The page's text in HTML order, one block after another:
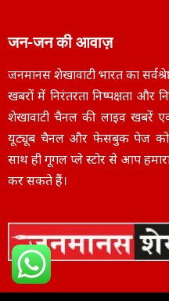
जन-जन की आवाज़
जनमानस शेखावाटी भारत का
खबरों में निरंतरता निष्पक्षता और
शेखावाटी चैनल की लाइव खबरें
यूट्यूब चैनल और फेसबुक पेज को
साथ ही गूगल प्ले स्टोर से आप
कर सकते हैं।